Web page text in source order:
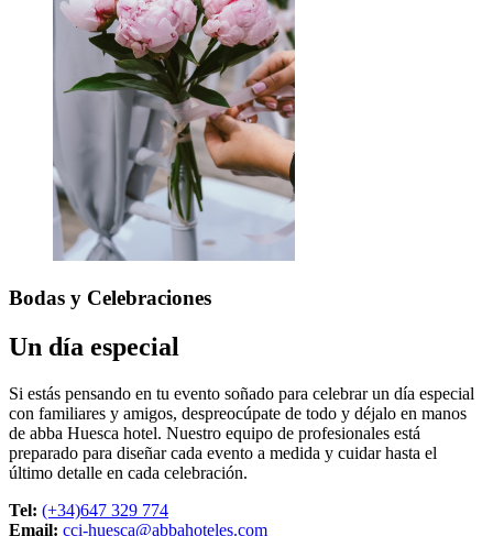
Bodas y Celebraciones
Un día especial
Si estás pensando en tu evento soñado para celebrar un día especial
con familiares y amigos, despreocúpate de todo y déjalo en manos
de abba Huesca hotel. Nuestro equipo de profesionales está
preparado para diseñar cada evento a medida y cuidar hasta el
último detalle en cada celebración.
Tel: (+34)647 329 774
Email: cci-huesca@abbahoteles.com